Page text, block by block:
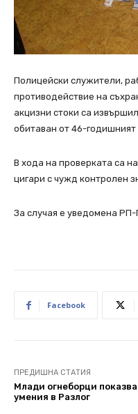
Полицейски служители,
противодействие на
акцизни стоки са
обитаван от 46-годишният
В хода на проверката са
цигари с чужд контролен
За случая е уведомена РП-
Facebook
ПРЕДИШНА СТАТИЯ
Млади огнеборци
умения в Разлог